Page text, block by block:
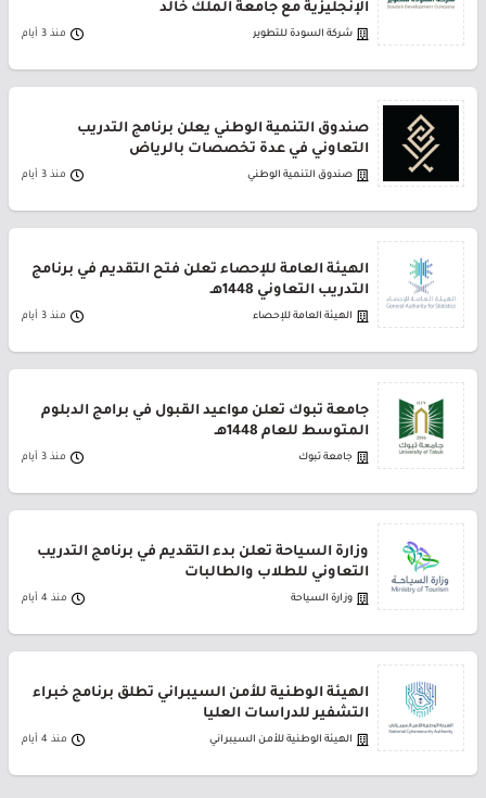
الإنجليزية مع جامعة الملك خالد
شركة السودة للتطوير منذ 3 أيام
صندوق التنمية الوطني يعلن برنامج التدريب
التعاوني في عدة تخصصات بالرياض
صندوق التنمية الوطني منذ 3 أيام
الهيئة العامة للإحصاء تعلن فتح التقديم في برنامج
التدريب التعاوني 1448هـ
الهيئة العامة للإحصاء منذ 3 أيام
جامعة تبوك تعلن مواعيد القبول في برامج الدبلوم
المتوسط للعام 1448هـ
جامعة تبوك منذ 3 أيام
وزارة السياحة تعلن بدء التقديم في برنامج التدريب
التعاوني للطلاب والطالبات
وزارة السياحة منذ 4 أيام
الهيئة الوطنية للأمن السيبراني تطلق برنامج خبراء
التشفير للدراسات العليا
الهيئة الوطنية للأمن السيبراني منذ 4 أيام